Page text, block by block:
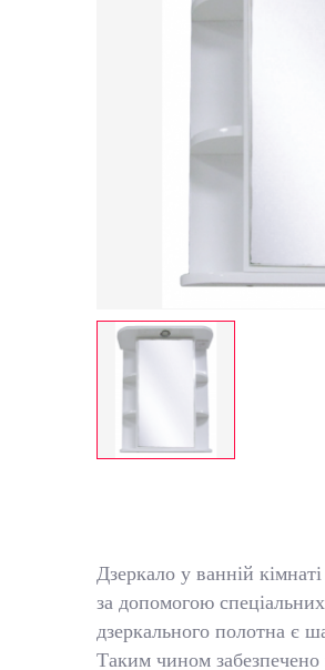
Дзеркало у ванній
за допомогою
дзеркального полотна є
Таким чином